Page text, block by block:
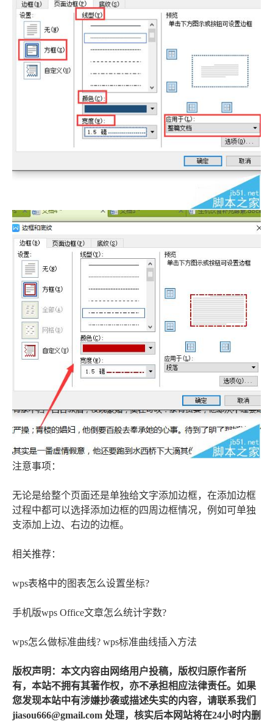
注意事项：
无论是给整个页面还是单独给文字添加边框，在添加边框
过程中都可以选择添加边框的四周边框情况，例如可单独
支添加上边、右边的边框。
相关推荐：
wps表格中的图表怎么设置坐标?
手机版wps Office文章怎么统计字数?
wps怎么做标准曲线? wps标准曲线插入方法
版权声明：本文内容由网络用户投稿，版权归原作者所
有，本站不拥有其著作权，亦不承担相应法律责任。如果
您发现本站中有涉嫌抄袭或描述失实的内容，请联系我们
jiasou666@gmail.com 处理，核实后本网站将在24小时内删